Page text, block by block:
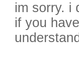
im sorry. i
if you